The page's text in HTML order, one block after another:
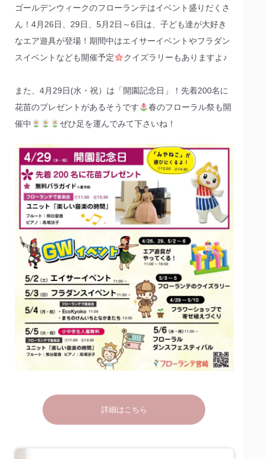
ゴールデンウィークのフローランテはイベント盛りだくさ
ん！4月26日、29日、5月2日～6日は、子ども達が大好き
なエア遊具が登場！期間中はエイサーイベントやフラダン
スイベントなども開催予定
クイズラリーもありますよ♪
また、4月29日(水・祝）は「開園記念日」！先着200名に
花苗のプレゼントがあるそうです
春のフローラル祭も開
催中
ぜひ足を運んでみて下さいね！
詳細はこちら